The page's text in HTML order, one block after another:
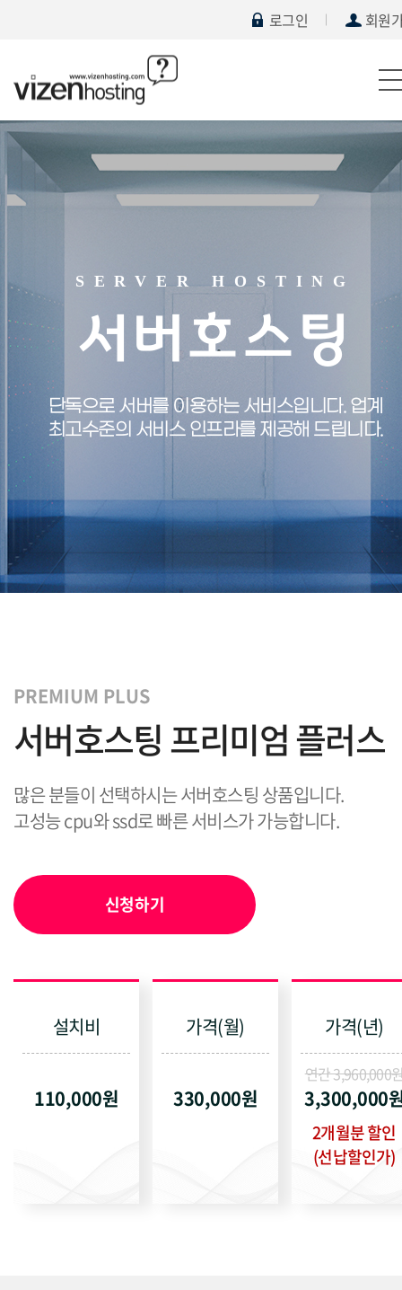
로그인 회원
SERVER HOSTING
서버호스팅
단독으로 서버를 이용하는 서비스입니다.업계
최고수준의 서비스 인프라를 제공해 드립니다.
PREMIUM PLUS
서버호스팅 프리미엄 플러스
많은 분들이 선택하시는 서버호스팅 상품입니다.
고성능 cpu와 ssd로 빠른 서비스가 가능합니다.
신청하기
설치비
110,000원
가격(월)
330,000원
가격(년)
연간 3,960,000
3,300,000
2개월분 할인
(선납할인가)